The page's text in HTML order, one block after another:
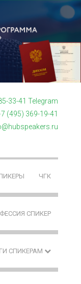
33-41
Telegram
(495) 369-19-41
ЧГК
СПИКЕР
СПИКЕРАМ